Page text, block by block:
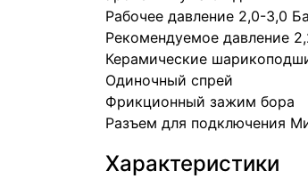
Рабочее давление 2,0-3,0
Рекомендуемое давление
Керамические
Одиночный спрей
Фрикционный зажим бора
Разъем для подключения
Характеристики